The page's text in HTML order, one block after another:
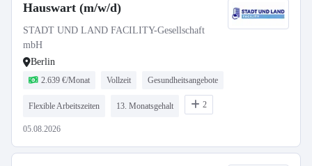
Hauswart (m/w/d)
STADT UND LAND FACILITY-Gesellschaft
mbH
Berlin
2.639 €/Monat Vollzeit Gesundheitsangebote
Flexible Arbeitszeiten 13. Monatsgehalt 2
05.08.2026